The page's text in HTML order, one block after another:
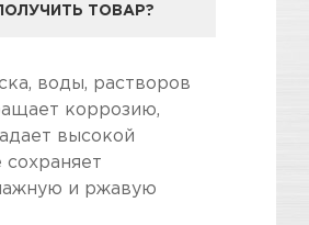
ТОВАР?
воды, растворов
коррозию,
высокой
и ржавую